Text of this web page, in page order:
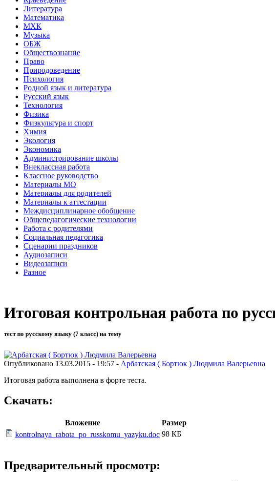
Литература
Математика
МХК
Музыка
ОБЖ
Обществознание
Право
Природоведение
Психология
Родной язык и литература
Русский язык
Технология
Физика
Физкультура и спорт
Химия
Экология
Экономика
Администрирование школы
Внеклассная работа
Классное руководство
Материалы МО
Материалы для родителей
Материалы к аттестации
Междисциплинарное обобщение
Общепедагогические технологии
Работа с родителями
Социальная педагогика
Сценарии праздников
Аудиозаписи
Видеозаписи
Разное
Итоговая контрольная работа по
тест по русскому языку (7 класс) на тему
Опубликовано 13.03.2015 - 19:57 - Арбатская ( Бортюк ) Людмила Валерьевна
Итоговая работа выполнена в форте теста.
Скачать:
Вложение
Размер
kontrolnaya_rabota_po_russkomu_yazyku.doc 98 КБ
Предварительный просмотр: